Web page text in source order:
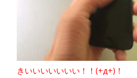
きいいいいいいい！！(+д+)！